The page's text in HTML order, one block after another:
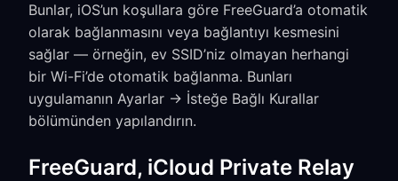
Bunlar, iOS’un koşullara göre FreeGuard’a otomatik
olarak bağlanmasını veya bağlantıyı kesmesini
sağlar — örneğin, ev SSID’niz olmayan herhangi
bir Wi-Fi’de otomatik bağlanma. Bunları
uygulamanın Ayarlar → İsteğe Bağlı Kurallar
bölümünden yapılandırın.
FreeGuard, iCloud Private Relay